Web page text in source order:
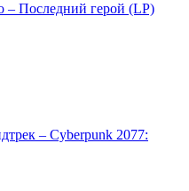
– Последний герой (LP)
– Cyberpunk 2077: